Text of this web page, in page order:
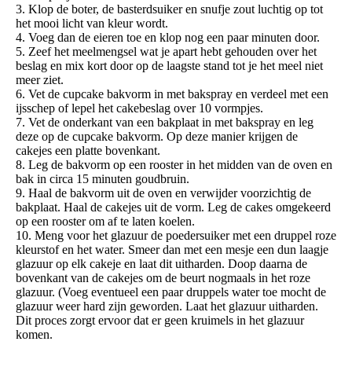
3. Klop de boter, de basterdsuiker en snufje zout luchtig op tot
het mooi licht van kleur wordt.
4. Voeg dan de eieren toe en klop nog een paar minuten door.
5. Zeef het meelmengsel wat je apart hebt gehouden over het
beslag en mix kort door op de laagste stand tot je het meel niet
meer ziet.
6. Vet de cupcake bakvorm in met bakspray en verdeel met een
ijsschep of lepel het cakebeslag over 10 vormpjes.
7. Vet de onderkant van een bakplaat in met bakspray en leg
deze op de cupcake bakvorm. Op deze manier krijgen de
cakejes een platte bovenkant.
8. Leg de bakvorm op een rooster in het midden van de oven en
bak in circa 15 minuten goudbruin.
9. Haal de bakvorm uit de oven en verwijder voorzichtig de
bakplaat. Haal de cakejes uit de vorm. Leg de cakes omgekeerd
op een rooster om af te laten koelen.
10. Meng voor het glazuur de poedersuiker met een druppel roze
kleurstof en het water. Smeer dan met een mesje een dun laagje
glazuur op elk cakeje en laat dit uitharden. Doop daarna de
bovenkant van de cakejes om de beurt nogmaals in het roze
glazuur. (Voeg eventueel een paar druppels water toe mocht de
glazuur weer hard zijn geworden. Laat het glazuur uitharden.
Dit proces zorgt ervoor dat er geen kruimels in het glazuur
komen.